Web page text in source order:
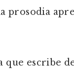
prosodia
que escribe